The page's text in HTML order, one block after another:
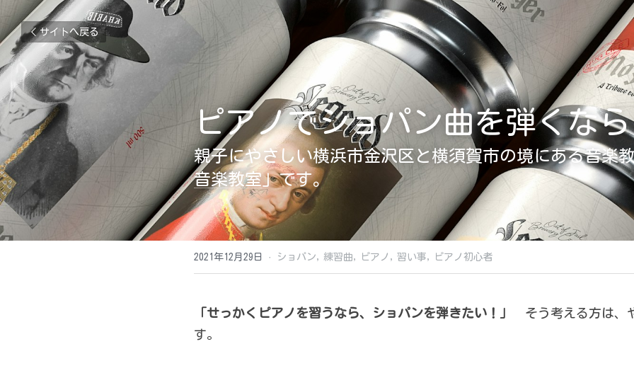
サイトへ戻る
ピアノでショパン曲を弾くな
親子にやさしい横浜市金沢区と横須賀市の境にある音楽
音楽教室」です。
2021年12月29日 · ショパン, 練習曲, ピアノ, 習い事, ピアノ初心者
「せっかくピアノを習うなら、ショパンを弾きたい！」
そう考える方は、
す。